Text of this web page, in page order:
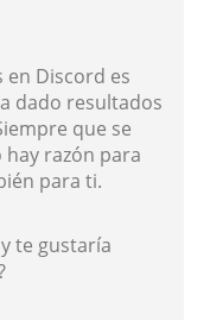
en Discord es
dado resultados
que se
razón para
para ti.
te gustaría